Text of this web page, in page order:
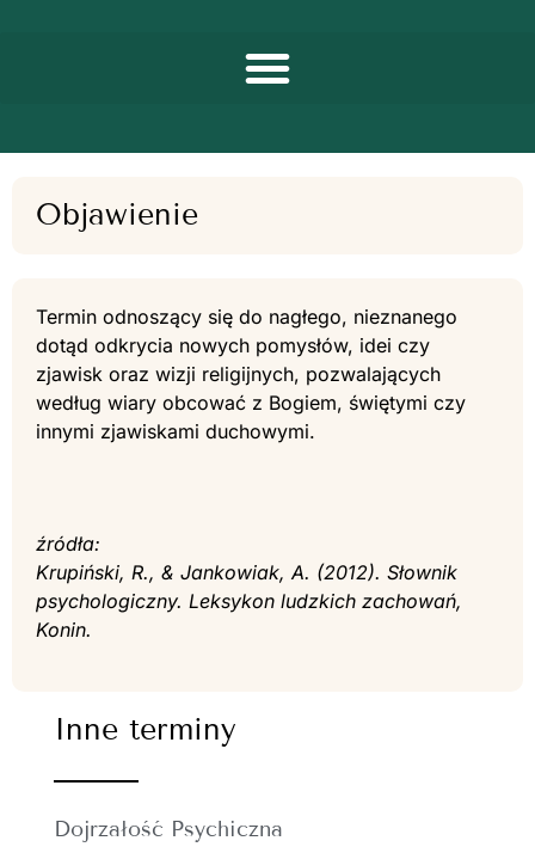
Objawienie
Termin odnoszący się do nagłego, nieznanego
dotąd odkrycia nowych pomysłów, idei czy
zjawisk oraz wizji religijnych, pozwalających
według wiary obcować z Bogiem, świętymi czy
innymi zjawiskami duchowymi.
źródła:
Krupiński, R., & Jankowiak, A. (2012). Słownik
psychologiczny. Leksykon ludzkich zachowań,
Konin.
Inne terminy
Dojrzałość Psychiczna